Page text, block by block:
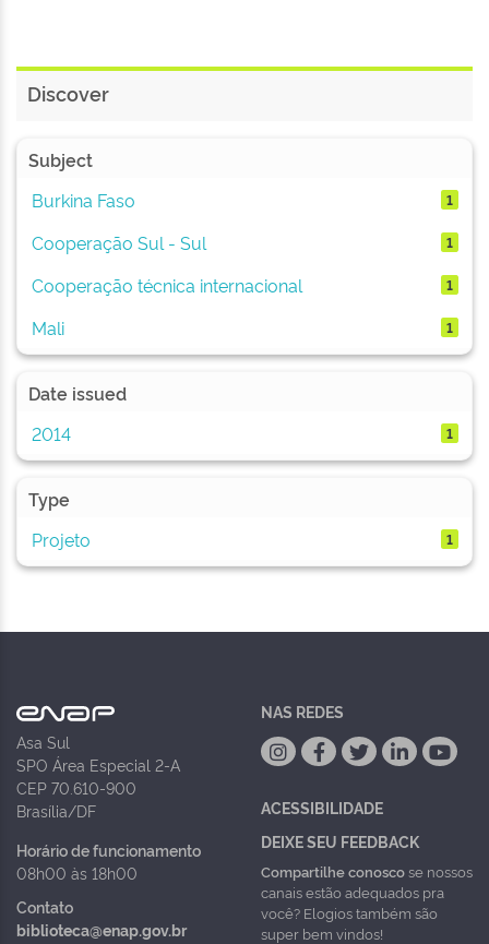
Discover
Subject
Burkina Faso
1
Cooperação Sul - Sul 1
Cooperação técnica internacional 1
Mali 1
Date issued
2014
1
Type
Projeto
1
Asa Sul
SPO Área Especial 2-A
CEP 70.610-900
Brasília/DF
Horário de funcionamento
08h00 às 18h00
Contato
biblioteca@enap.gov.br
NAS REDES
ACESSIBILIDADE
DEIXE SEU FEEDBACK
Compartilhe conoscose nossos
canais estão adequados pra
você? Elogios também são
super bem vindos!